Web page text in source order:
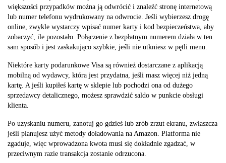
większości przypadków można ją odwrócić i znaleźć stronę internetową
lub numer telefonu wydrukowany na odwrocie. Jeśli wybierzesz drogę
online, zwykle wystarczy wpisać numer karty i kod bezpieczeństwa, aby
zobaczyć, ile pozostało. Połączenie z bezpłatnym numerem działa w ten
sam sposób i jest zaskakująco szybkie, jeśli nie utkniesz w pętli menu.
Niektóre karty podarunkowe Visa są również dostarczane z aplikacją
mobilną od wydawcy, która jest przydatna, jeśli masz więcej niż jedną
kartę. A jeśli kupiłeś kartę w sklepie lub pochodzi ona od dużego
sprzedawcy detalicznego, możesz sprawdzić saldo w punkcie obsługi
klienta.
Po uzyskaniu numeru, zanotuj go gdzieś lub zrób zrzut ekranu, zwłaszcza
jeśli planujesz użyć metody doładowania na Amazon. Platforma nie
zgaduje, więc wprowadzona kwota musi się dokładnie zgadzać, w
przeciwnym razie transakcja zostanie odrzucona.